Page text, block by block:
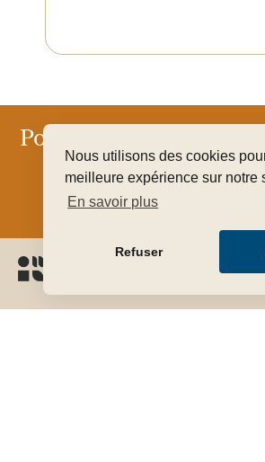
Nous utilisons des cookies
meilleure expérience sur notre
En savoir plus
Refuser
Pour que votre art
valeur
FAIRE ESTIMER GRATUITEMENT